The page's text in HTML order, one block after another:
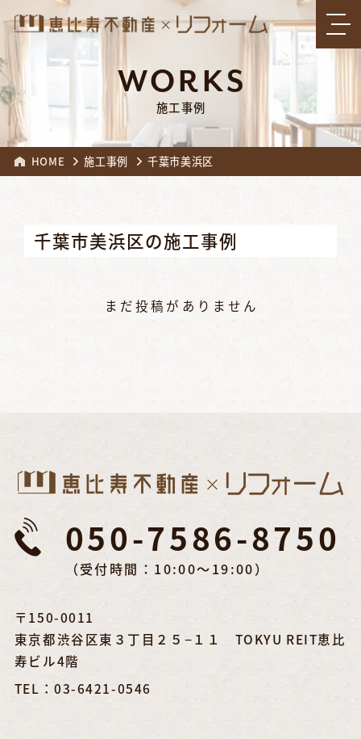
WORKS
施工事例
HOME 施工事例 千葉市美浜区
千葉市美浜区の施工事例
まだ投稿がありません
050-7586-8750
（受付時間：10:00～19:00）
〒150-0011
東京都渋谷区東３丁目２５−１１ TOKYU REIT恵比
寿ビル4階
TEL：03-6421-0546